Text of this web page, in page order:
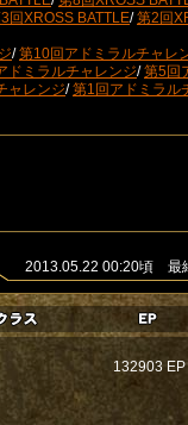
回XROSS BATTLE/第2回
/第10回アドミラルチャレ
ドミラルチャレンジ/第5回
ャレンジ/第1回アドミラル
2013.05.22 00:20頃 最
132903 EP